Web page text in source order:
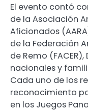
El evento contó
de la Asociación
Aficionados
de la Federación
de Remo
nacionales y
Cada uno de los
reconocimiento
en los Juegos